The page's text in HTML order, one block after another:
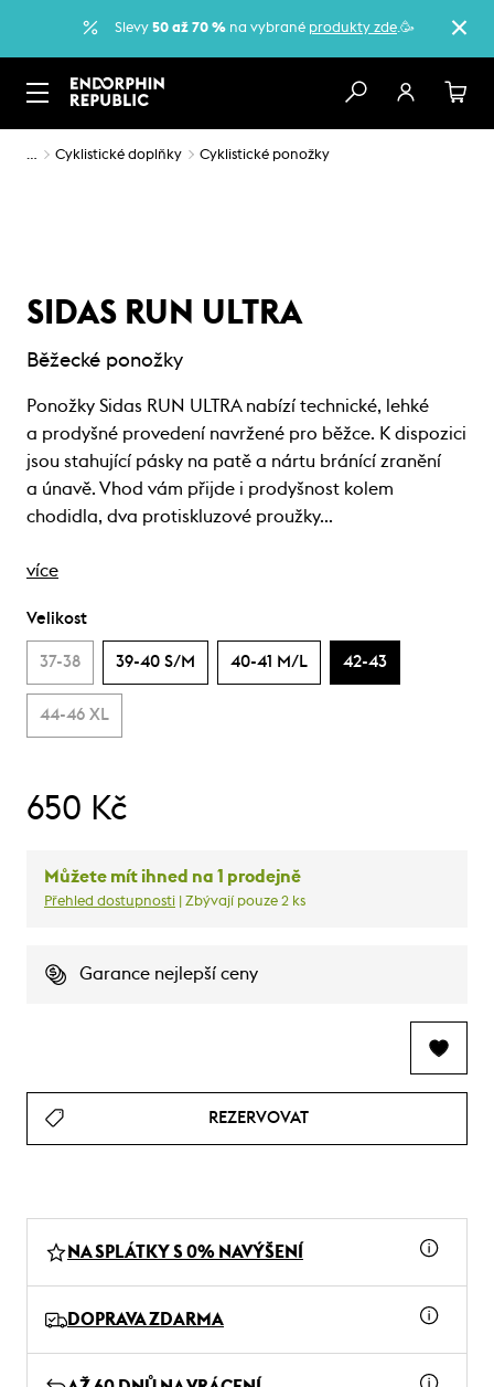
Slevy 50 až 70 % na vybrané produkty zde.🥳
… Cyklistické doplňky Cyklistické ponožky
SIDAS RUN ULTRA
Běžecké ponožky
Ponožky Sidas RUN ULTRA nabízí technické, lehké
a prodyšné provedení navržené pro běžce. K dispozici
jsou stahující pásky na patě a nártu bránící zranění
a únavě. Vhod vám přijde i prodyšnost kolem
chodidla, dva protiskluzové proužky…
více
Velikost
37-38 39-40 S/M 40-41 M/L 42-43
44-46 XL
650 Kč
Můžete mít ihned na 1 prodejně
Přehled dostupnosti | Zbývají pouze 2 ks
Garance nejlepší ceny
REZERVOVAT
NA SPLÁTKY S 0% NAVÝŠENÍ
DOPRAVA ZDARMA